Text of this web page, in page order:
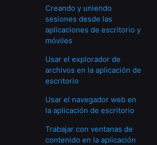
Creando y uniendo
sesiones desde las
aplicaciones de escritorio y
móviles
Usar el explorador de
archivos en la aplicación de
escritorio
Usar el navegador web en
la aplicación de escritorio
Trabajar con ventanas de
contenido en la aplicación